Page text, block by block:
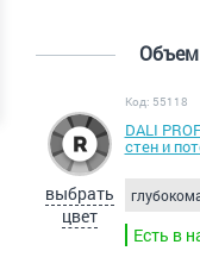
выбрать
цвет
Код: 55118
DALI
стен и
Есть в